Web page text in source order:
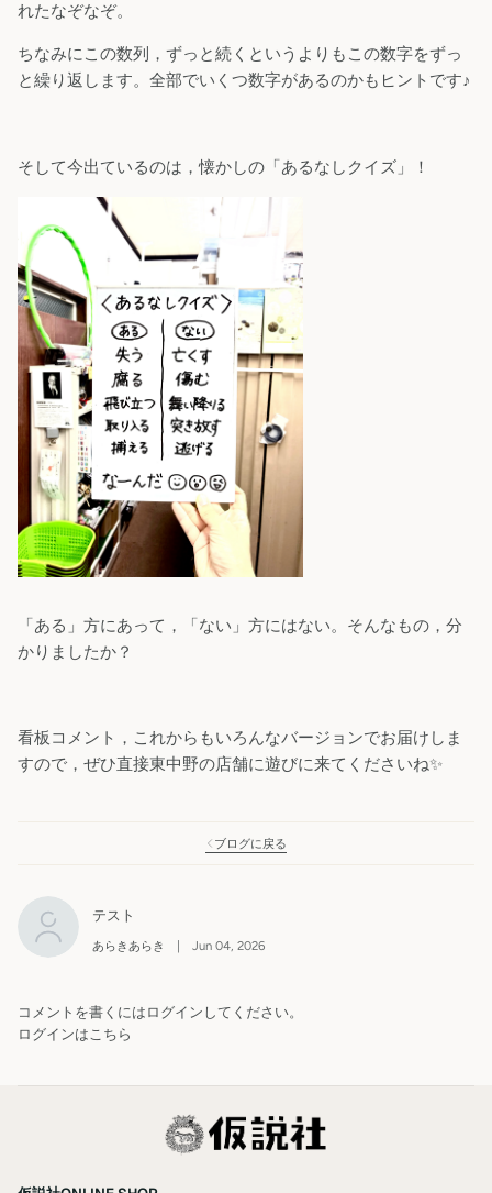
れたなぞなぞ。
ちなみにこの数列，ずっと続くというよりもこの数字をずっ
と繰り返します。全部でいくつ数字があるのかもヒントです♪
そして今出ているのは，懐かしの「あるなしクイズ」！
「ある」方にあって，「ない」方にはない。そんなもの，分
かりましたか？
看板コメント，これからもいろんなバージョンでお届けしま
すので，ぜひ直接東中野の店舗に遊びに来てくださいね✨
ブログに戻る
テスト
あらきあらき | Jun 04, 2026
コメントを書くにはログインしてください。
ログインはこちら